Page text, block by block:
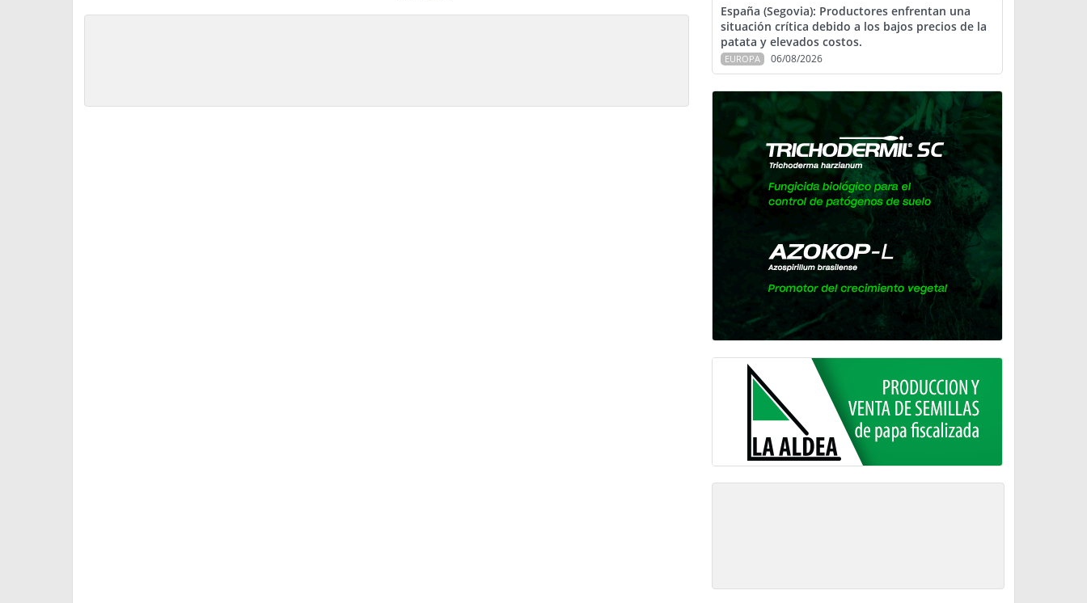
España (Segovia): Productores enfrentan una
situación crítica debido a los bajos precios de la
patata y elevados costos.
EUROPA 06/08/2026